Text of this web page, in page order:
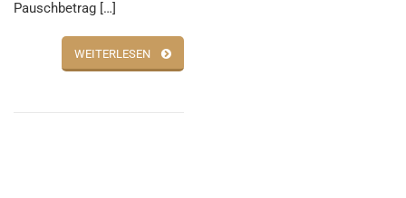
Pauschbetrag […]
WEITERLESEN